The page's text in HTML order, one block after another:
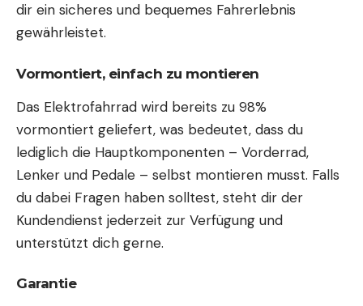
dir ein sicheres und bequemes Fahrerlebnis
gewährleistet.
Vormontiert, einfach zu montieren
Das Elektrofahrrad wird bereits zu 98%
vormontiert geliefert, was bedeutet, dass du
lediglich die Hauptkomponenten – Vorderrad,
Lenker und Pedale – selbst montieren musst. Falls
du dabei Fragen haben solltest, steht dir der
Kundendienst jederzeit zur Verfügung und
unterstützt dich gerne.
Garantie